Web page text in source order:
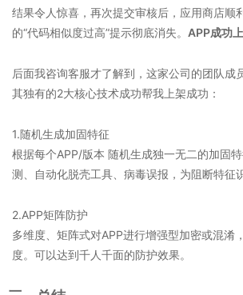
结果令人惊喜，再次提交审核后，应用商店顺
的“代码相似度过高”提示彻底消失。 APP成功
后面我咨询客服才了解到，这家公司的团队成
其独有的2大核心技术成功帮我上架成功：
1.随机生成加固特征
根据每个APP/版本 随机生成独一无二的加固
测、自动化脱壳工具、病毒误报，为阻断特征
2.APP矩阵防护
多维度、矩阵式对APP进行增强型加密或混淆
度。可以达到千人千面的防护效果。